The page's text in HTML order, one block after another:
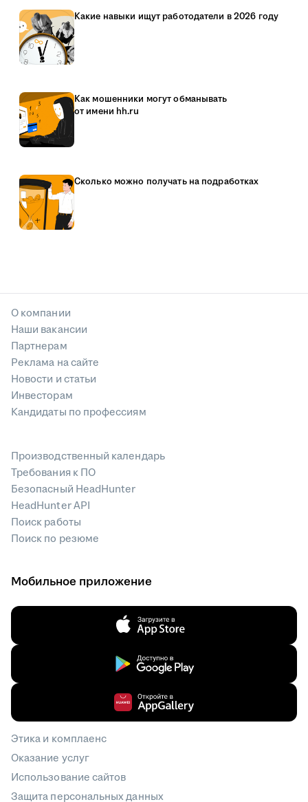
Какие навыки ищут работодатели в 2026 году
Как мошенники могут обманывать
от имени hh.ru
Сколько можно получать на подработках
О компании
Наши вакансии
Партнерам
Реклама на сайте
Новости и статьи
Инвесторам
Кандидаты по профессиям
Производственный календарь
Требования к ПО
Безопасный HeadHunter
HeadHunter API
Поиск работы
Поиск по резюме
Мобильное приложение
Этика и комплаенс
Оказание услуг
Использование сайтов
Защита персональных данных